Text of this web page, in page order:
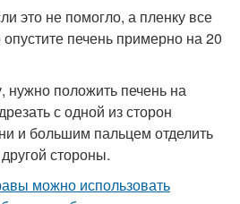
это не помогло, а пленку все
печень примерно на 20
нужно положить печень на
с одной из сторон
и большим пальцем отделить
стороны.